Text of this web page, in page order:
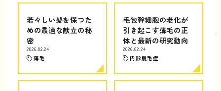
若々しい髪を保つた
めの最適な献立の秘
密
2026.02.24
薄毛
毛包幹細胞の老化が
引き起こす薄毛の正
体と最新の研究動向
2026.02.24
円形脱毛症